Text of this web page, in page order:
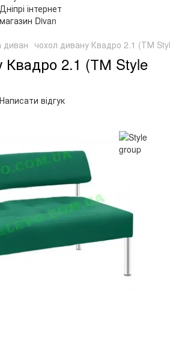
диван чохол дивану Квадро 2.1 (ТМ
Квадро 2.1 (ТМ Style
Написати відгук